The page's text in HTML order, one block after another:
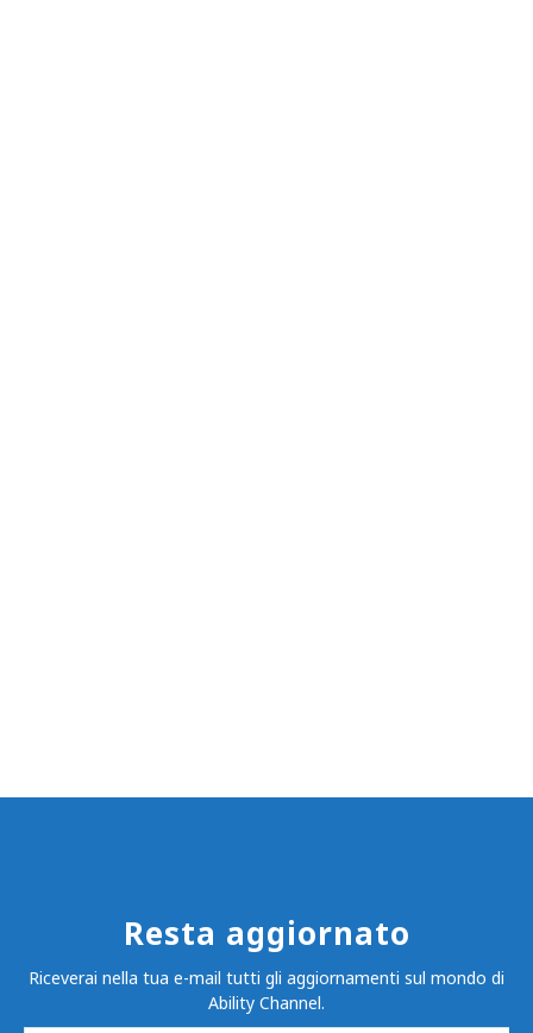
Resta aggiornato
Riceverai nella tua e-mail tutti gli aggiornamenti sul mondo di
Ability Channel.